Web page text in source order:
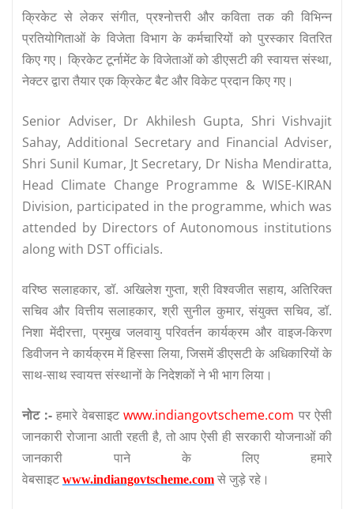
क्रिकेट से लेकर संगीत, प्रश्नोत्तरी और कविता तक की विभिन्न
प्रतियोगिताओं के विजेता विभाग के कर्मचारियों को पुरस्कार वितरित
किए गए। क्रिकेट टूर्नामेंट के विजेताओं को डीएसटी की स्वायत्त संस्था,
नेक्टर द्वारा तैयार एक क्रिकेट बैट और विकेट प्रदान किए गए।
Senior Adviser, Dr Akhilesh Gupta, Shri Vishvajit
Sahay, Additional Secretary and Financial Adviser,
Shri Sunil Kumar, Jt Secretary, Dr Nisha Mendiratta,
Head Climate Change Programme & WISE-KIRAN
Division, participated in the programme, which was
attended by Directors of Autonomous institutions
along with DST officials.
वरिष्ठ सलाहकार, डॉ. अखिलेश गुप्ता, श्री विश्वजीत सहाय, अतिरिक्त
सचिव और वित्तीय सलाहकार, श्री सुनील कुमार, संयुक्त सचिव, डॉ.
निशा मेंदीरत्ता, प्रमुख जलवायु परिवर्तन कार्यक्रम और वाइज-किरण
डिवीजन ने कार्यक्रम में हिस्सा लिया, जिसमें डीएसटी के अधिकारियों के
साथ-साथ स्वायत्त संस्थानों के निदेशकों ने भी भाग लिया।
नोट :-हमारे वेबसाइटwww.indiangovtscheme.com पर ऐसी
जानकारी रोजाना आती रहती है, तो आप ऐसी ही सरकारी योजनाओं की
जानकारी पाने के लिए हमारे
वेबसाइटwww.indiangovtscheme.com से जुड़े रहे।